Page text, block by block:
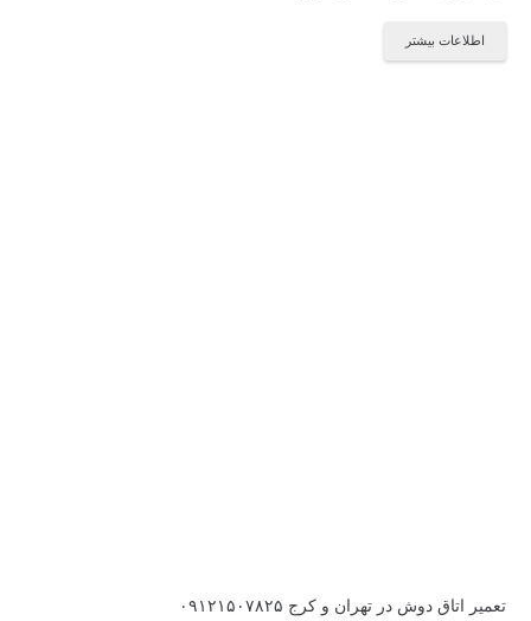
اطلاعات بیشتر
تعمیر اتاق دوش در تهران و کرج ۰۹۱۲۱۵۰۷۸۲۵